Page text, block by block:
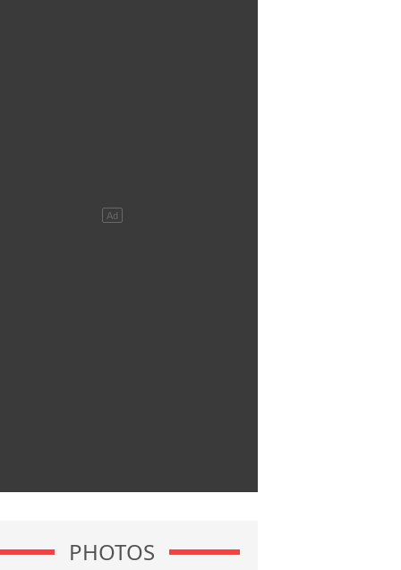
PHOTOS